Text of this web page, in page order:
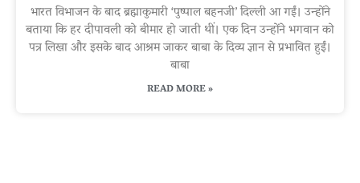
भारत विभाजन के बाद ब्रह्माकुमारी ‘पुष्पाल बहनजी’ दिल्ली आ गईं। उन्होंने
बताया कि हर दीपावली को बीमार हो जाती थीं। एक दिन उन्होंने भगवान को
पत्र लिखा और इसके बाद आश्रम जाकर बाबा के दिव्य ज्ञान से प्रभावित हुईं।
बाबा
READ MORE »